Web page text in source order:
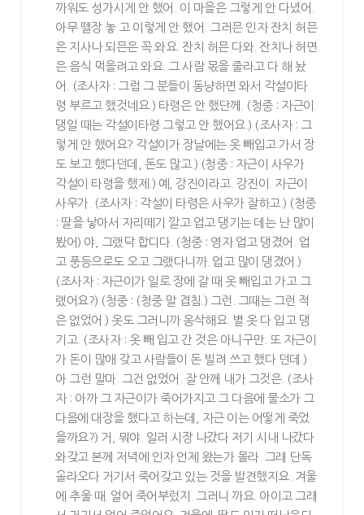
까워도 성가시게 안 했어. 이 마을은 그렇게 안 다녔어.
아무 뗄장 놓 고 이렇게 안 했어. 그러믄 인자 잔치 허믄
은 지사나 되믄은 꼭 와요. 잔치 허믄 다와. 잔치나 허면
은 음식 먹을려고 와요. 그 사람 몫을 줄라고 다 해 놨
어. (조사자 : 그럼 그 분들이 동냥하면 와서 각설이타
령 부르고 했것네요.) 타령은 안 했단께. (청중 : 자근이
댕일 때는 각설이타령 그렇고 안 했어요.) (조사자 : 그
렇게 안 했어요? 각설이가 장날에는 옷 빼입고 가서 장
도 보고 했다던데, 돈도 많고.) (청중 : 자근이 사우가
각설이 타령을 했제.) 예, 강진이라고. 강진이. 자근이
사우가. (조사자 : 각설이 타령은 사우가 잘하고.) (청중
: 딸을 낳아서 자리떼기 깔고 업고 댕기는 데는 난 많이
봤어) 야, 그랬닥 합디다. (청중 : 영자 업고 댕겼어. 업
고 풍등으로도 오고 그랬다니까. 업고 많이 댕겼어.)
(조사자 : 자근이가 일로 장에 갈 때 옷 빼입고 가고 그
랬어요?) (청중 : (청중 말 겹침.) 그런. 그때는 그런 적
은 없었어.) 옷도 그러니까 옹삭해요. 별 옷 다 입고 댕
기고. (조사자 : 옷 빼 입고 간 것은 아니구만. 또 자근이
가 돈이 많애 갖고 사람들이 돈 빌려 쓰고 했다 던데.)
아 그런 말마. 그건 없었어. 잘 안께 내가 그것은. (조사
자 : 아까 그 자근이가 죽어가지고 그 다음에 물소가 그
다음에 대장을 했다고 하는데, 자근 이는 어떻게 죽었
을까요?) 거, 뭐야. 일러 시장 나갔다 저기 시내 나갔다
와갖고 본께 저녁에 인자 언제 왔는가 몰라. 그래 단독
올라오다 거기서 죽어갖고 있는 것을 발견했지요. 겨울
에 추울 때. 얼어 죽어부렀지. 그러니 까요. 아이고 그래